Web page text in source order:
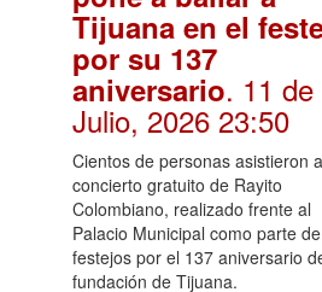
Tijuana en el
por su 137
aniversario. 11 de
Julio, 2026 23:50
Cientos de personas asistieron
concierto gratuito de Rayito
Colombiano, realizado frente al
Palacio Municipal como parte
festejos por el 137 aniversario
fundación de Tijuana.